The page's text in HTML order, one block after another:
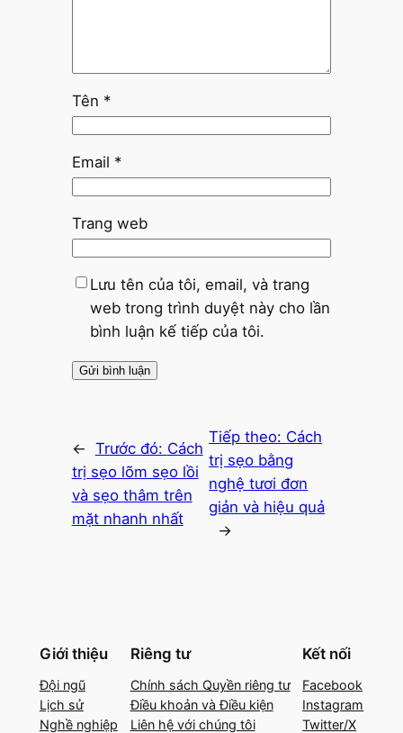
Tên *
Email *
Trang web
Lưu tên của tôi, email, và trang
web trong trình duyệt này cho lần
bình luận kế tiếp của tôi.
← Trước đó: Cách
trị sẹo lõm sẹo lồi
và sẹo thâm trên
mặt nhanh nhất
Tiếp theo: Cách
trị sẹo bằng
nghệ tươi đơn
giản và hiệu quả
→
Giới thiệu
Đội ngũ
Lịch sử
Nghề nghiệp
Riêng tư
Chính sách Quyền riêng tư
Điều khoản và Điều kiện
Liên hệ với chúng tôi
Kết nối
Facebook
Instagram
Twitter/X